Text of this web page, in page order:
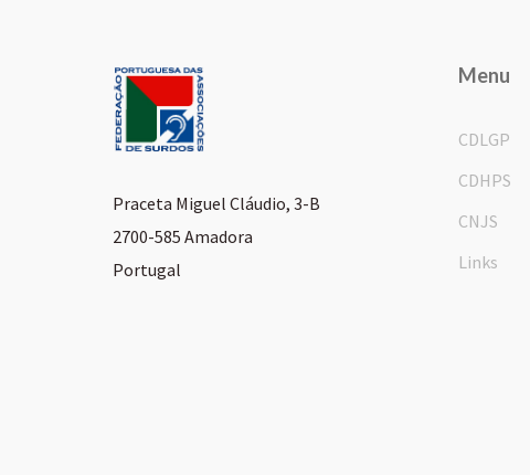
Praceta Miguel Cláudio, 3-B
2700-585 Amadora
Portugal
Menu
CDLGP
CDHPS
CNJS
Links